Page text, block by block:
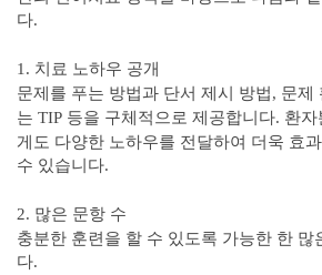
다.
1. 치료 노하우 공개
문제를 푸는 방법과 단서 제시 방법, 문제
는 TIP 등을 구체적으로 제공합니다. 환자
게도 다양한 노하우를 전달하여 더욱 효
수 있습니다.
2. 많은 문항 수
충분한 훈련을 할 수 있도록 가능한 한 많
다.